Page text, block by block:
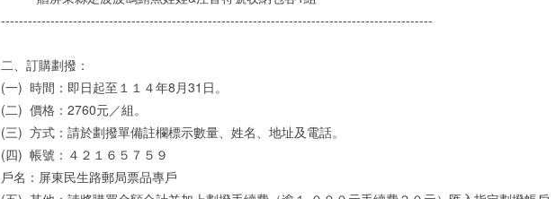
------------------------------------------------------------------------------------------------
二、訂購劃撥：
(一) 時間：即日起至１１４年8月31日。
(二) 價格：2760元／組。
(三) 方式：請於劃撥單備註欄標示數量、姓名、地址及電話。
(四) 帳號：４２１６５７５９
戶名：屏東民生路郵局票品專戶